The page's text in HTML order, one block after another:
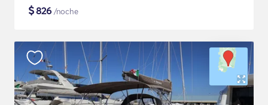
$826 /noche